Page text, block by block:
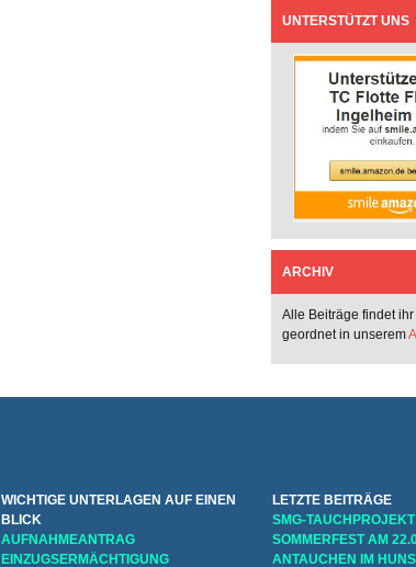
UNTERSTÜTZT UNS
ARCHIV
Alle Beiträge findet
geordnet in unserem
WICHTIGE UNTERLAGEN AUF EINEN
BLICK
AUFNAHMEANTRAG
EINZUGSERMÄCHTIGUNG
LETZTE BEITRÄGE
SMG-
SOMMERFEST AM
ANTAUCHEN IM